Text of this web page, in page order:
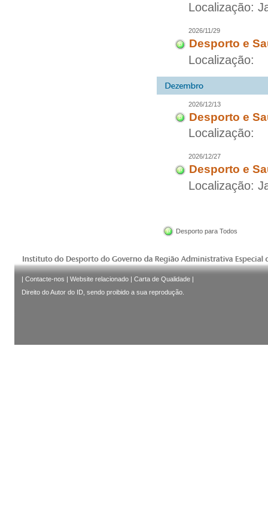
Localização:
2026/11/29
Desporto e
Localização:
2026/12/13
Desporto e
Localização:
2026/12/27
Desporto e
Localização:
Desporto para Todos
Contacte-nos Website relacionado Carta de Qualidade
Direito do Autor do ID, sendo proibido a sua reprodução.